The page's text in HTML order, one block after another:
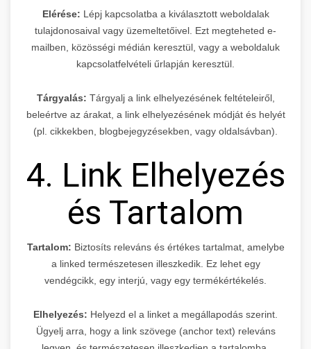
Elérése: Lépj kapcsolatba a kiválasztott weboldalak
tulajdonosaival vagy üzemeltetőivel. Ezt megteheted e-
mailben, közösségi médián keresztül, vagy a weboldaluk
kapcsolatfelvételi űrlapján keresztül.
Tárgyalás: Tárgyalj a link elhelyezésének feltételeiről,
beleértve az árakat, a link elhelyezésének módját és helyét
(pl. cikkekben, blogbejegyzésekben, vagy oldalsávban).
4. Link Elhelyezés
és Tartalom
Tartalom: Biztosíts releváns és értékes tartalmat, amelybe
a linked természetesen illeszkedik. Ez lehet egy
vendégcikk, egy interjú, vagy egy termékértékelés.
Elhelyezés: Helyezd el a linket a megállapodás szerint.
Ügyelj arra, hogy a link szövege (anchor text) releváns